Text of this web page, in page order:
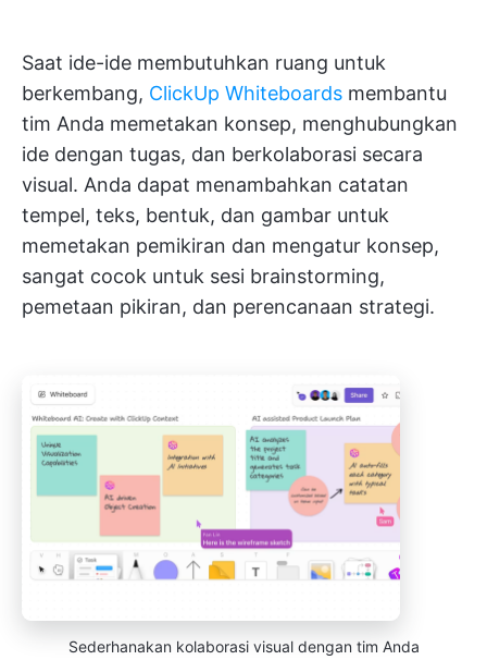
Saat ide-ide membutuhkan ruang untuk
berkembang, ClickUp Whiteboards membantu
tim Anda memetakan konsep, menghubungkan
ide dengan tugas, dan berkolaborasi secara
visual. Anda dapat menambahkan catatan
tempel, teks, bentuk, dan gambar untuk
memetakan pemikiran dan mengatur konsep,
sangat cocok untuk sesi brainstorming,
pemetaan pikiran, dan perencanaan strategi.
Sederhanakan kolaborasi visual dengan tim Anda